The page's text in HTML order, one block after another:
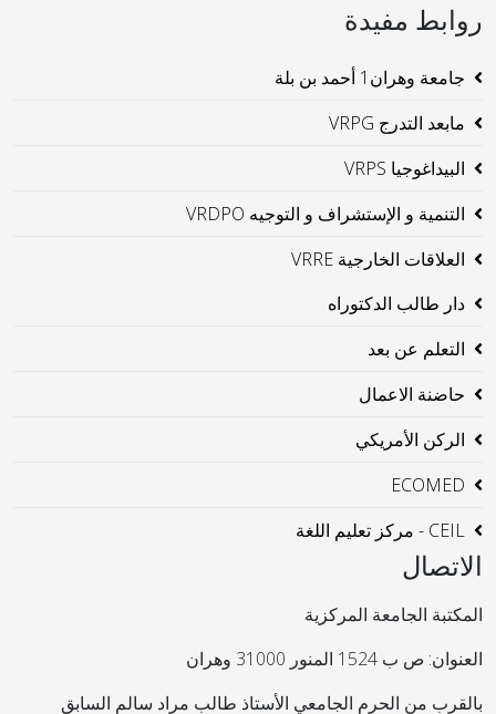
روابط مفيدة
جامعة وهران1 أحمد بن بلة
مابعد التدرج VRPG
البيداغوجيا VRPS
التنمية و الإستشراف و التوجيه VRDPO
العلاقات الخارجية VRRE
دار طالب الدكتوراه
التعلم عن بعد
حاضنة الاعمال
الركن الأمريكي
ECOMED
CEIL - مركز تعليم اللغة
الاتصال
المكتبة الجامعة المركزية
العنوان: ص ب 1524 المنور 31000 وهران
بالقرب من الحرم الجامعي الأستاذ طالب مراد سالم السابق